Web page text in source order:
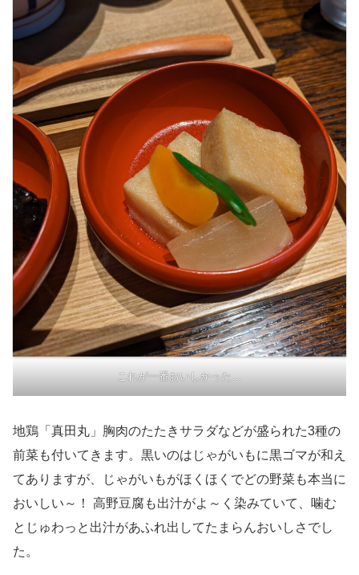
これが一番おいしかった…
地鶏「真田丸」胸肉のたたきサラダなどが盛られた3種の
前菜も付いてきます。黒いのはじゃがいもに黒ゴマが和え
てありますが、じゃがいもがほくほくでどの野菜も本当に
おいしい～！ 高野豆腐も出汁がよ～く染みていて、噛む
とじゅわっと出汁があふれ出してたまらんおいしさでし
た。